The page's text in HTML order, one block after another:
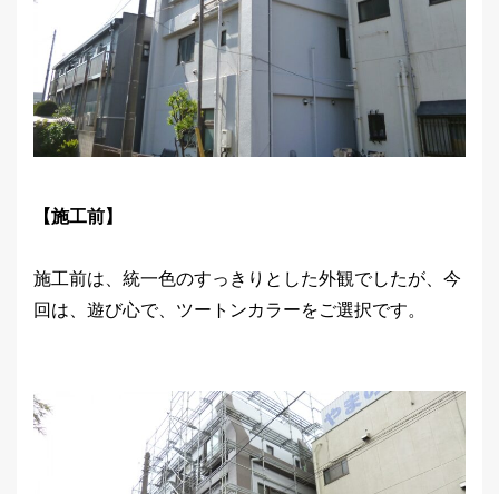
【施工前】
施工前は、統一色のすっきりとした外観でしたが、今
回は、遊び心で、ツートンカラーをご選択です。